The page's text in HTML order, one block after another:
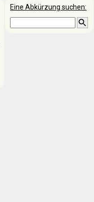
Eine Abkürzung suchen: